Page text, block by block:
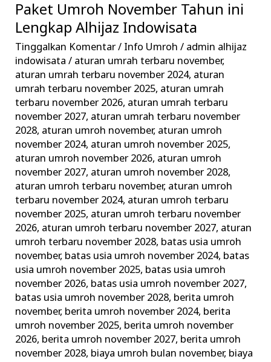
Paket Umroh November Tahun ini
Lengkap Alhijaz Indowisata
Tinggalkan Komentar/ Info Umroh / admin alhijaz
indowisata/ aturan umrah terbaru november,
aturan umrah terbaru november 2024, aturan
umrah terbaru november 2025, aturan umrah
terbaru november 2026, aturan umrah terbaru
november 2027, aturan umrah terbaru november
2028, aturan umroh november, aturan umroh
november 2024, aturan umroh november 2025,
aturan umroh november 2026, aturan umroh
november 2027, aturan umroh november 2028,
aturan umroh terbaru november, aturan umroh
terbaru november 2024, aturan umroh terbaru
november 2025, aturan umroh terbaru november
2026, aturan umroh terbaru november 2027, aturan
umroh terbaru november 2028, batas usia umroh
november, batas usia umroh november 2024, batas
usia umroh november 2025, batas usia umroh
november 2026, batas usia umroh november 2027,
batas usia umroh november 2028, berita umroh
november, berita umroh november 2024, berita
umroh november 2025, berita umroh november
2026, berita umroh november 2027, berita umroh
november 2028, biaya umroh bulan november, biaya
Paket
Umroh
November
Tahun
ini
Lengkap
Alhijaz
Indowisata